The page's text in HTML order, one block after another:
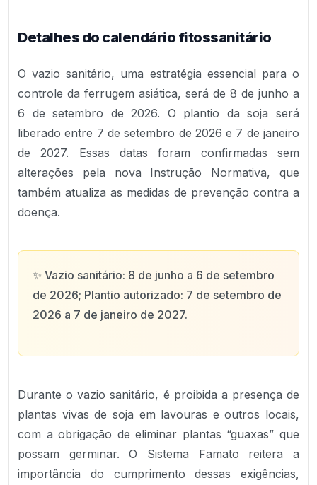
Detalhes do calendário fitossanitário
O vazio sanitário, uma estratégia essencial para o
controle da ferrugem asiática, será de 8 de junho a
6 de setembro de 2026. O plantio da soja será
liberado entre 7 de setembro de 2026 e 7 de janeiro
de 2027. Essas datas foram confirmadas sem
alterações pela nova Instrução Normativa, que
também atualiza as medidas de prevenção contra a
doença.
✨ Vazio sanitário: 8 de junho a 6 de setembro
de 2026; Plantio autorizado: 7 de setembro de
2026 a 7 de janeiro de 2027.
Durante o vazio sanitário, é proibida a presença de
plantas vivas de soja em lavouras e outros locais,
com a obrigação de eliminar plantas “guaxas” que
possam germinar. O Sistema Famato reitera a
importância do cumprimento dessas exigências,